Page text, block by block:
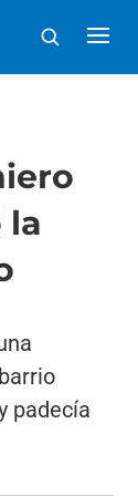
la
padecía